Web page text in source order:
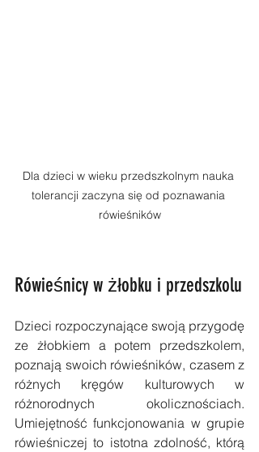
Dla dzieci w wieku przedszkolnym nauka
tolerancji zaczyna się od poznawania
rówieśników
Rówieśnicy w żłobku i przedszkolu
Dzieci rozpoczynające swoją przygodę
ze żłobkiem a potem przedszkolem,
poznają swoich rówieśników, czasem z
różnych kręgów kulturowych w
różnorodnych okolicznościach.
Umiejętność funkcjonowania w grupie
rówieśniczej to istotna zdolność, którą